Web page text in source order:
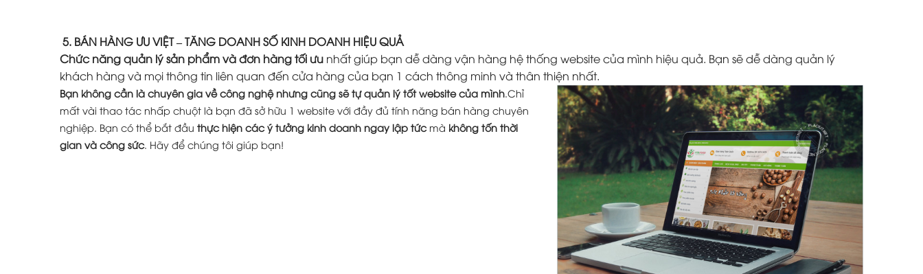
5. BÁN HÀNG ƯU VIỆT – TĂNG DOANH SỐ KINH DOANH HIỆU QUẢ
Chức năng quản lý sản phẩm và đơn hàng tối ưu nhất giúp bạn dễ dàng vận hàng hệ thống website của mình hiệu quả. Bạn sẽ dễ dàng quản lý
khách hàng và mọi thông tin liên quan đến cửa hàng của bạn 1 cách thông minh và thân thiện nhất.
Bạn không cần là chuyên gia về công nghệ nhưng cũng sẽ tự quản lý tốt website của mình.Chỉ
mất vài thao tác nhấp chuột là bạn đã sở hữu 1 website với đầy đủ tính năng bán hàng chuyên
nghiệp. Bạn có thể bắt đầu thực hiện các ý tưởng kinh doanh ngay lập tứcmà không tốn thời
gian và công sức. Hãy để chúng tôi giúp bạn!